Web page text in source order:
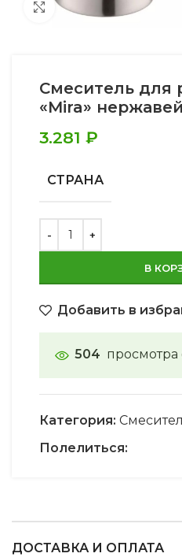
Увеличить
Смеситель для
«Mira»
3.281 ₽
СТРАНА
В
Добавить в
504 просмотра
Категория:
Полелиться:
ДОСТАВКА И ОПЛАТА